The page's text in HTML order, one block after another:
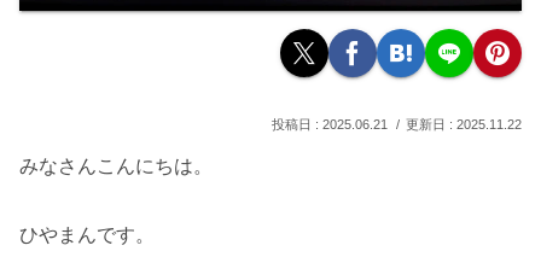
2025.06.21 2025.11.22
みなさんこんにちは。
ひやまんです。